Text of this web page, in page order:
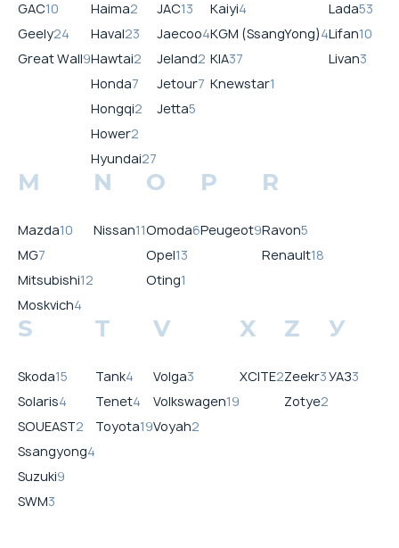
GAC10
Geely24
Great Wall9
Haima2
Haval23
Hawtai2
Honda7
Hongqi2
Hower2
Hyundai27
JAC13
Jaecoo4
Jeland2
Jetour7
Jetta5
Kaiyi4
KGM (SsangYong)4
KIA37
Knewstar1
Lada53
Lifan10
Livan3
M
Mazda10
MG7
Mitsubishi12
Moskvich4
N
Nissan11
O
Omoda6
Opel13
Oting1
P
Peugeot9
R
Ravon5
Renault18
S
Skoda15
Solaris4
SOUEAST2
Ssangyong4
Suzuki9
SWM3
T
Tank4
Tenet4
Toyota19
V
Volga3
Volkswagen19
Voyah2
X
XCITE2
Z
Zeekr3
Zotye2
У
УАЗ3